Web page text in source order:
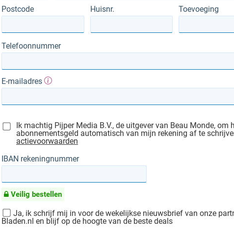
Postcode Huisnr. Toevoeging
Telefoonnummer
E-mailadres
Ik machtig Pijper Media B.V., de uitgever van Beau Monde, om
abonnementsgeld automatisch van mijn rekening af te
actievoorwaarden
IBAN rekeningnummer
Veilig bestellen
Ja, ik schrijf mij in voor de wekelijkse nieuwsbrief van onze
Bladen.nl en blijf op de hoogte van de beste deals